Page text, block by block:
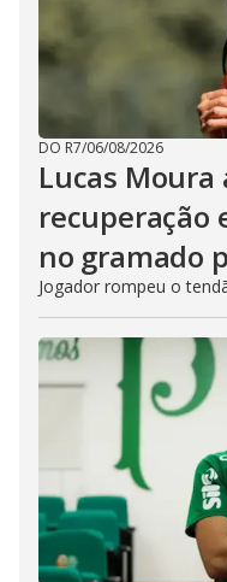
DO R7/06/08/2026
Lucas Moura
recuperação
no gramado
Jogador rompeu o